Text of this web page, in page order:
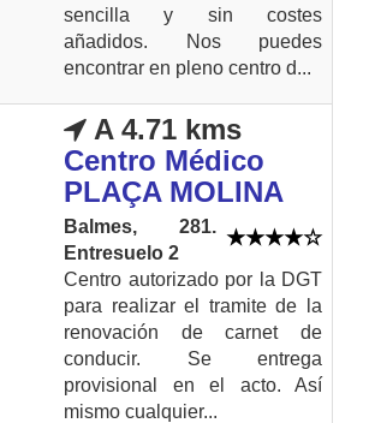
sencilla y sin costes
añadidos. Nos puedes
encontrar en pleno centro d...
A 4.71 kms
Centro Médico
PLAÇA MOLINA
Balmes, 281.
Entresuelo 2
Centro autorizado por la DGT
para realizar el tramite de la
renovación de carnet de
conducir. Se entrega
provisional en el acto. Así
mismo cualquier...